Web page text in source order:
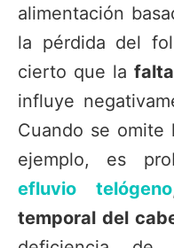
alimentación
la pérdida del
cierto que la
influye
Cuando se omite
ejemplo, es
efluvio telógeno
temporal del